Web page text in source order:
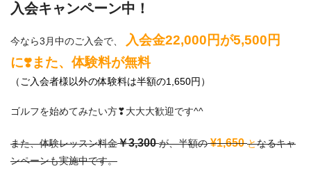
入会キャンペーン中！
今なら3月中のご入会で、
入会金22,000円が5,500円
に❣️また、体験料が無料
（ご入会者様以外の体験料は半額の1,650円）
ゴルフを始めてみたい方❣大大大歓迎です^^
また、体験レッスン料金￥3,300が、半額の¥1,650となるキャ
ンペーンも実施中です。